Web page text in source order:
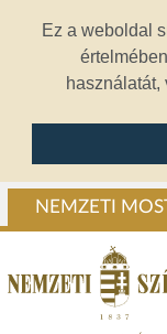
Ez a weboldal
használatát,
NEMZETI